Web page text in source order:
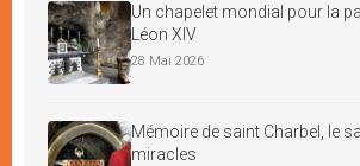
Un chapelet mondial pour la
Léon XIV
28 Mai 2026
Mémoire de saint Charbel, le
miracles